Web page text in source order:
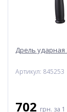
Дрель ударная
Артикул: 845253
702 грн. за